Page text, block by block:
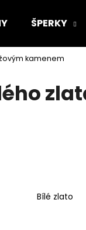
ŠPERKY
kamenem
Bílé zlato